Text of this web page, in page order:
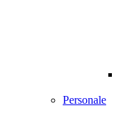
Personale